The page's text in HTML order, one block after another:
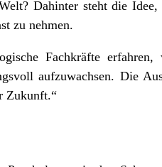
Dahinter steht die
zu nehmen.
Fachkräfte
aufzuwachsen. Die
Zukunft.“